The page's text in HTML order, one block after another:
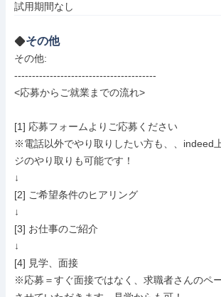
試用期間なし
その他
その他:
----------------------------------------
<応募からご就業までの流れ>
[1] 応募フォームよりご応募ください
※電話以外でやり取りしたい方も、、indeed
ジのやり取りも可能です！
↓
[2] ご希望条件のヒアリング
↓
[3] お仕事のご紹介
↓
[4] 見学、面接
※応募＝すぐ面接ではなく、求職者さんのペ